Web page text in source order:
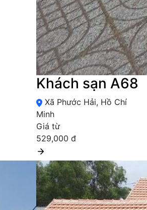
Khách sạn A68
Xã Phước Hải, Hồ Chí
Minh
Giá từ
529,000 đ